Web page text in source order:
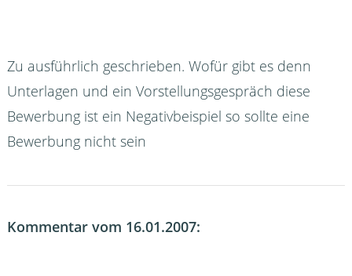
Zu ausführlich geschrieben. Wofür gibt es denn
Unterlagen und ein Vorstellungsgespräch diese
Bewerbung ist ein Negativbeispiel so sollte eine
Bewerbung nicht sein
Kommentar vom 16.01.2007: